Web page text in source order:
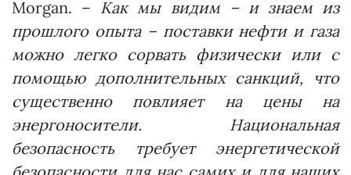
Morgan. – Как мы видим – и знаем из
прошлого опыта – поставки нефти и газа
можно легко сорвать физически или с
помощью дополнительных санкций, что
существенно повлияет на цены на
энергоносители. Национальная
безопасность требует энергетической